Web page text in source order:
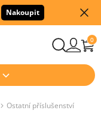
Nakoupit
0
Ostatní příslušenství